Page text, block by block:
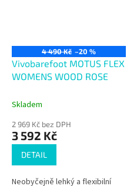
4 490 Kč –20 %
Vivobarefoot MOTUS FLEX
WOMENS WOOD ROSE
Skladem
2 969 Kč bez DPH
3 592 Kč
DETAIL
Neobyčejně lehký a flexibilní